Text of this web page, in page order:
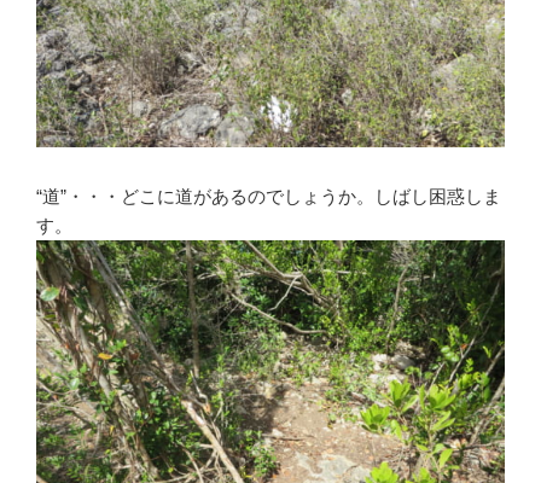
“道”・・・どこに道があるのでしょうか。しばし困惑しま
す。